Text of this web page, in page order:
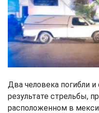
Два человека погибли
результате стрельбы,
расположенном в